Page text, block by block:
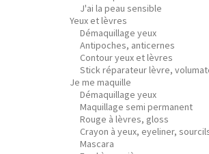
J'ai la peau sensible
Yeux et lèvres
Démaquillage yeux
Antipoches, anticernes
Contour yeux et lèvres
Stick réparateur lèvre,
Je me maquille
Démaquillage yeux
Maquillage semi permanent
Rouge à lèvres, gloss
Crayon à yeux, eyeliner,
Mascara